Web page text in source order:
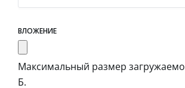
ВЛОЖЕНИЕ
Максимальный размер
Б.